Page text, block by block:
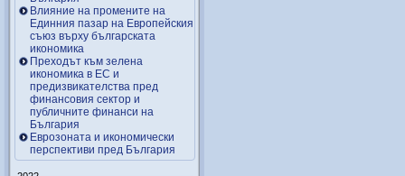
Влияние на промените на
Единния пазар на Европейския
съюз върху българската
икономика
Преходът към зелена
икономика в ЕС и
предизвикателства пред
финансовия сектор и
публичните финанси на
България
Еврозоната и икономически
перспективи пред България